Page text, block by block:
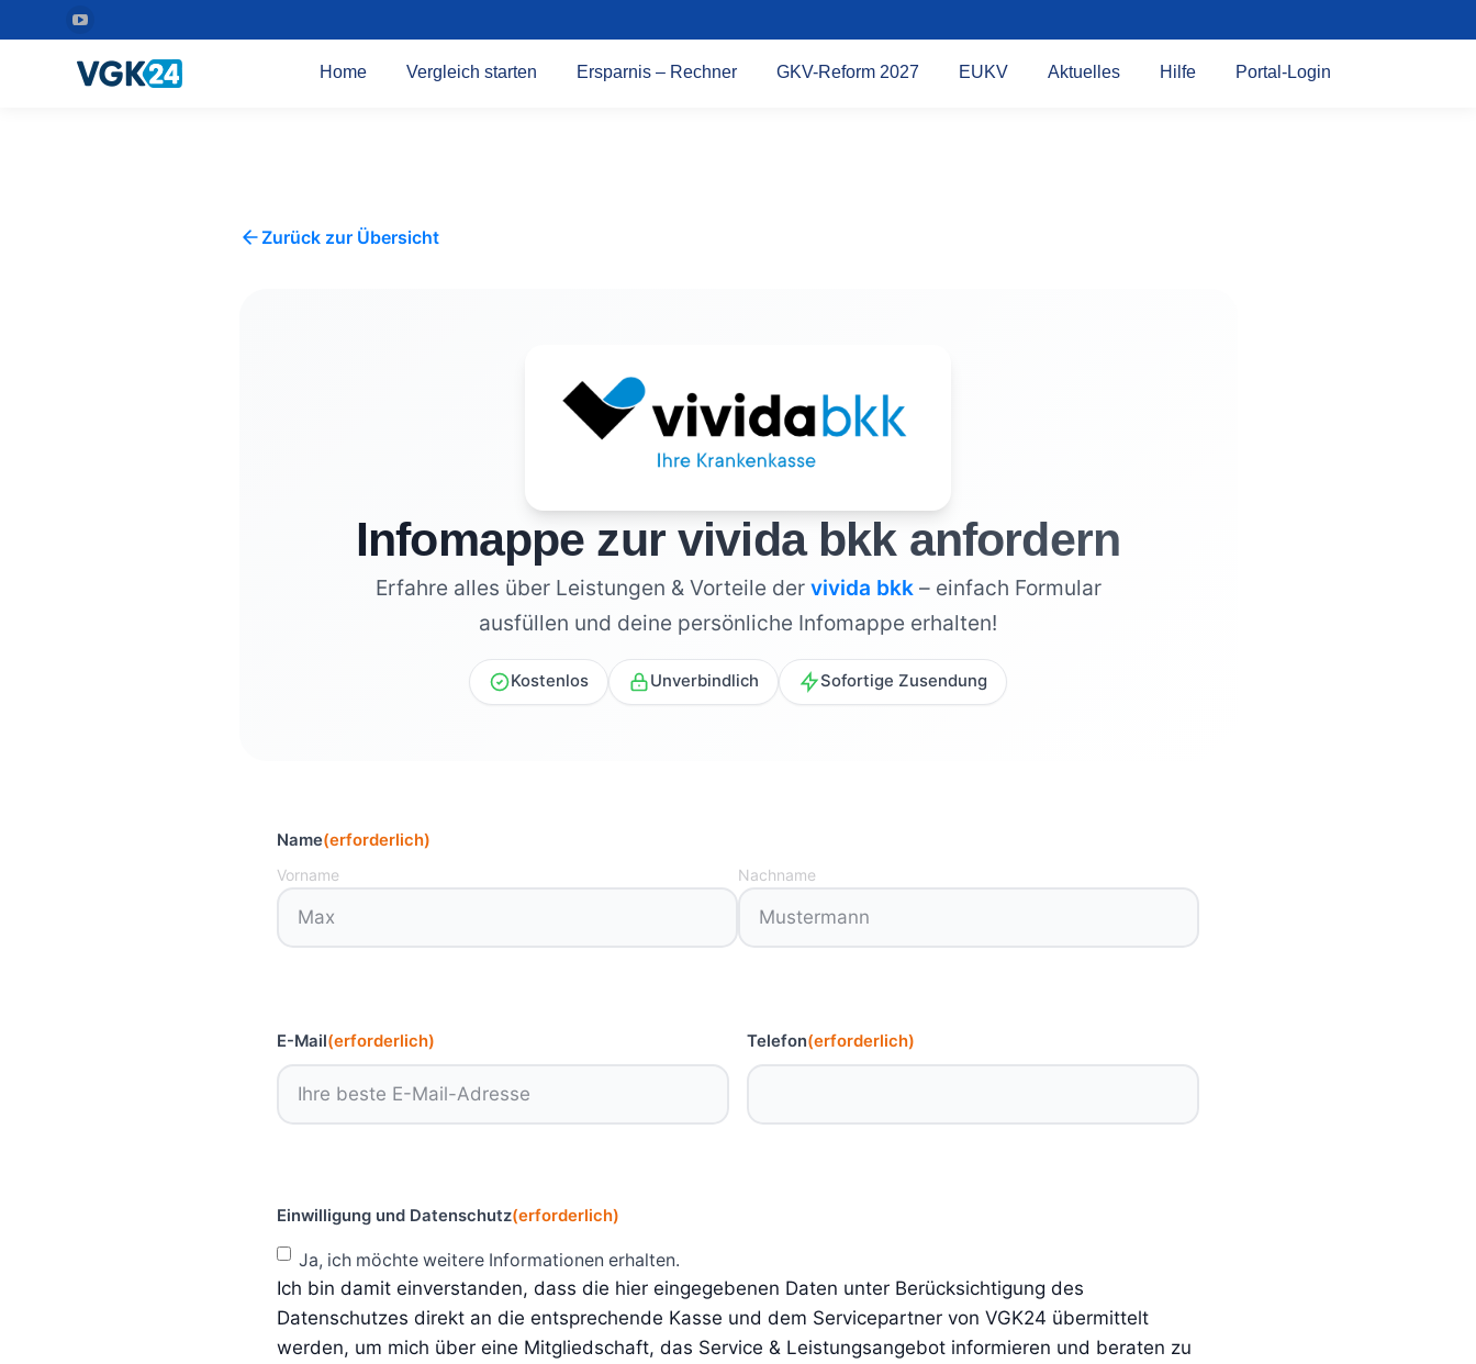
YouTube
Seite
wird
Home Vergleich starten Ersparnis – Rechner GKV-Reform 2027 EUKV Aktuelles Hilfe Portal-Login
Zurück zur Übersicht
Infomappe zur vivida bkk anfordern
Erfahre alles über Leistungen & Vorteile der vivida bkk– einfach Formular
ausfüllen und deine persönliche Infomappe erhalten!
Kostenlos Unverbindlich Sofortige Zusendung
Name(erforderlich)
Vorname Nachname
E-Mail(erforderlich) Telefon(erforderlich)
Einwilligung und Datenschutz(erforderlich)
Ja, ich möchte weitere Informationen erhalten.
Ich bin damit einverstanden, dass die hier eingegebenen Daten unter Berücksichtigung des
Datenschutzes direkt an die entsprechende Kasse und dem Servicepartner von VGK24 übermittelt
werden, um mich über eine Mitgliedschaft, das Service & Leistungsangebot informieren und beraten zu